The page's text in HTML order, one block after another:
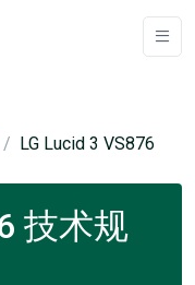
LG Lucid 3 VS876
技术规